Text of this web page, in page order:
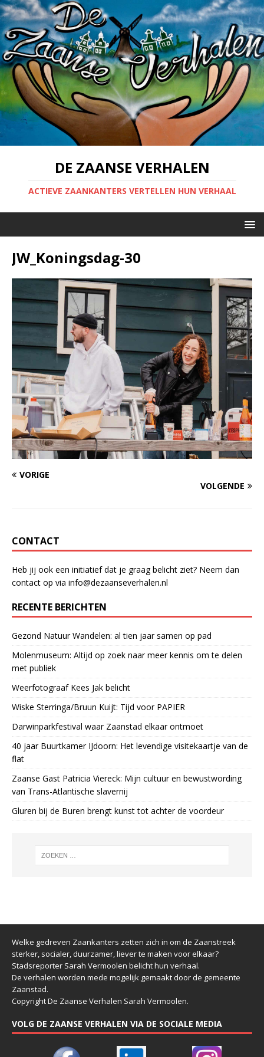
DE ZAANSE VERHALEN
ACTIEVE ZAANKANTERS VERTELLEN HUN VERHAAL
JW_Koningsdag-30
VORIGE
VOLGENDE
CONTACT
Heb jij ook een initiatief dat je graag belicht ziet? Neem dan
contact op via info@dezaanseverhalen.nl
RECENTE BERICHTEN
Gezond Natuur Wandelen: al tien jaar samen op pad
Molenmuseum: Altijd op zoek naar meer kennis om te delen
met publiek
Weerfotograaf Kees Jak belicht
Wiske Sterringa/Bruun Kuijt: Tijd voor PAPIER
Darwinparkfestival waar Zaanstad elkaar ontmoet
40 jaar Buurtkamer IJdoorn: Het levendige visitekaartje van de
flat
Zaanse Gast Patricia Viereck: Mijn cultuur en bewustwording
van Trans-Atlantische slavernij
Gluren bij de Buren brengt kunst tot achter de voordeur
Welke gedreven Zaankanters zetten zich in om de Zaanstreek
sterker, socialer, duurzamer, liever te maken voor elkaar?
Stadsreporter Sarah Vermoolen belicht hun verhaal.
De verhalen worden mede mogelijk gemaakt door de gemeente
Zaanstad.
Copyright De Zaanse Verhalen Sarah Vermoolen.
VOLG DE ZAANSE VERHALEN VIA DE SOCIALE MEDIA